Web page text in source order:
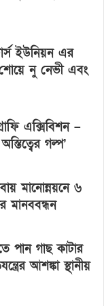
ইউনিয়ন এর
শোয়ে নু নেভী এবং
এক্সিবিশন –
গল্প’
মানোন্নয়নে ৬
মানববন্ধন
পান গাছ কাটার
আশঙ্কা স্থানীয়